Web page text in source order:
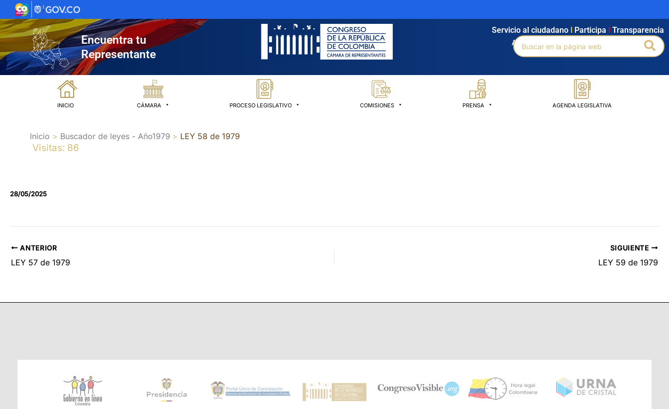
al
contenido
Encuentra tu
Representante
Agendamiento Intranet Búsqueda avanzada
Servicio al ciudadano Participa Transparencia
Buscar
por:
INICIO CÁMARA PROCESO LEGISLATIVO COMISIONES PRENSA AGENDA LEGISLATIVA
Inicio Buscador de leyes - Año1979 LEY 58 de 1979
Visitas: 86
28/05/2025
ANTERIOR
LEY 57 de 1979
SIGUIENTE
LEY 59 de 1979